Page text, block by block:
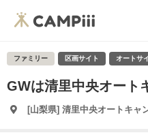
ファミリー 区画サイト オートサ
GWは清里中央オート
[山梨県] 清里中央オートキャ